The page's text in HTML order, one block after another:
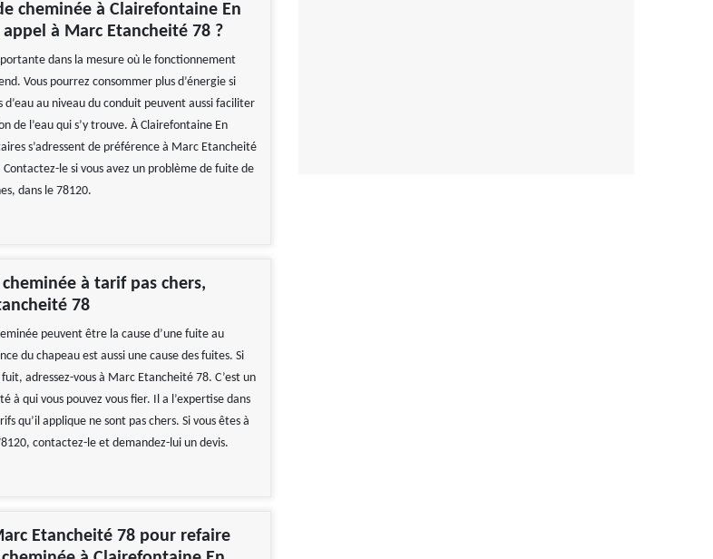
cheminée à Clairefontaine En
à Marc Etancheité 78 ?
dans la mesure où le fonctionnement
Vous pourrez consommer plus d’énergie si
au niveau du conduit peuvent aussi faciliter
de l’eau qui s’y trouve. À Clairefontaine En
s’adressent de préférence à Marc Etancheité
le si vous avez un problème de fuite de
dans le 78120.
à tarif pas chers,
78
peuvent être la cause d’une fuite au
du chapeau est aussi une cause des fuites. Si
adressez-vous à Marc Etancheité 78. C’est un
à qui vous pouvez vous fier. Il a l’expertise dans
qu’il applique ne sont pas chers. Si vous êtes à
contactez-le et demandez-lui un devis.
Etancheité 78 pour refaire